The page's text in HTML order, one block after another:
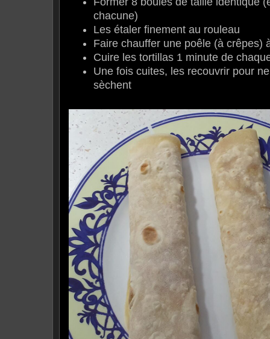
chacune)
Les étaler finement au rouleau
Faire chauffer une poêle (à crêpes)
Cuire les tortillas 1 minute de
Une fois cuites, les recouvrir pour
sèchent